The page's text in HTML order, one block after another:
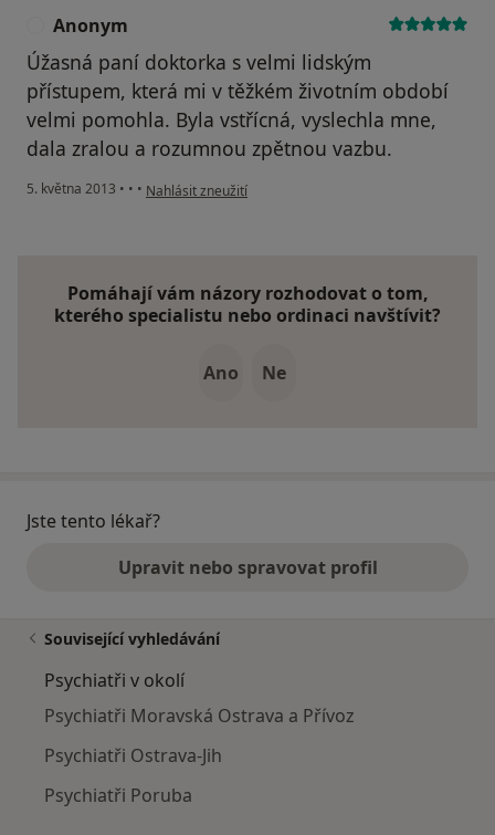
Anonym
Úžasná paní doktorka s velmi lidským
přístupem, která mi v těžkém životním období
velmi pomohla. Byla vstřícná, vyslechla mne,
dala zralou a rozumnou zpětnou vazbu.
5. května 2013 • • • podle názoru uživatele Anonym
Nahlásit zneužití
Pomáhají vám názory rozhodovat o tom,
kterého specialistu nebo ordinaci navštívit?
Ano Ne
Jste tento lékař?
Upravit nebo spravovat profil
Související vyhledávání
Psychiatři v okolí
Psychiatři Moravská Ostrava a Přívoz
Psychiatři Ostrava-Jih
Psychiatři Poruba